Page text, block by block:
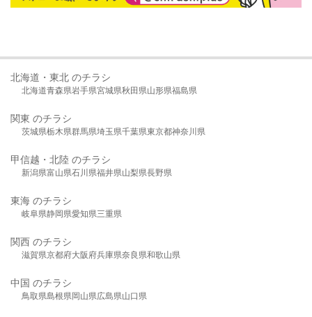
北海道・東北 のチラシ
北海道青森県岩手県宮城県秋田県山形県福島県
関東 のチラシ
茨城県栃木県群馬県埼玉県千葉県東京都神奈川県
甲信越・北陸 のチラシ
新潟県富山県石川県福井県山梨県長野県
東海 のチラシ
岐阜県静岡県愛知県三重県
関西 のチラシ
滋賀県京都府大阪府兵庫県奈良県和歌山県
中国 のチラシ
鳥取県島根県岡山県広島県山口県